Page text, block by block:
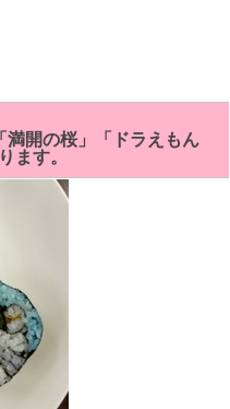
満開の桜」「ドラえもん
ます。